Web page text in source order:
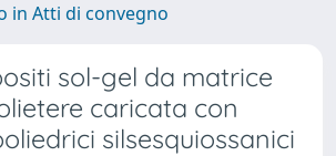
in Atti di convegno
sol-gel da matrice
caricata con
silsesquiossanici